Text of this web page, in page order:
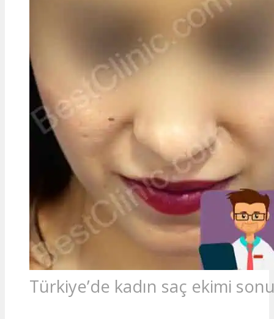
Türkiye’de kadın saç ekimi